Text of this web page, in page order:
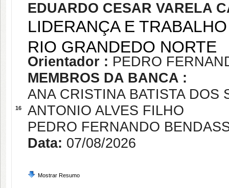
16
EDUARDO CESAR VARELA
LIDERANÇA E
RIO GRANDEDO NORTE
Orientador : PEDRO
MEMBROS DA BANCA :
ANA CRISTINA BATISTA DOS
ANTONIO ALVES FILHO
PEDRO FERNANDO
Data: 07/08/2026
Mostrar Resumo